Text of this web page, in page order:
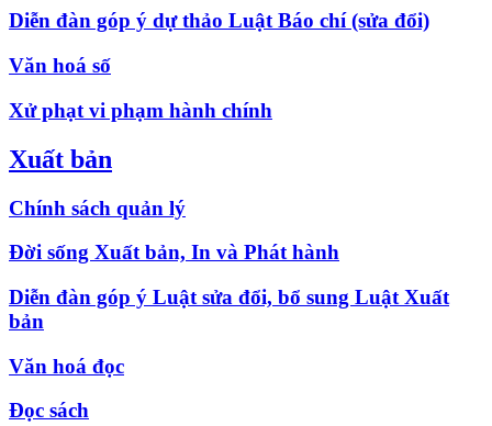
Diễn đàn góp ý dự thảo Luật Báo chí (sửa đổi)
Văn hoá số
Xử phạt vi phạm hành chính
Xuất bản
Chính sách quản lý
Đời sống Xuất bản, In và Phát hành
Diễn đàn góp ý Luật sửa đổi, bổ sung Luật Xuất
bản
Văn hoá đọc
Đọc sách